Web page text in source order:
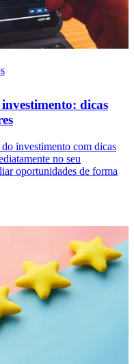
dicas
investimento com dicas
no seu
oportunidades de forma